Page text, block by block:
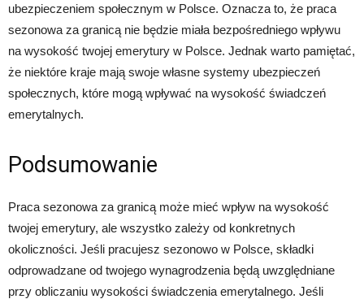
ubezpieczeniem społecznym w Polsce. Oznacza to, że praca
sezonowa za granicą nie będzie miała bezpośredniego wpływu
na wysokość twojej emerytury w Polsce. Jednak warto pamiętać,
że niektóre kraje mają swoje własne systemy ubezpieczeń
społecznych, które mogą wpływać na wysokość świadczeń
emerytalnych.
Podsumowanie
Praca sezonowa za granicą może mieć wpływ na wysokość
twojej emerytury, ale wszystko zależy od konkretnych
okoliczności. Jeśli pracujesz sezonowo w Polsce, składki
odprowadzane od twojego wynagrodzenia będą uwzględniane
przy obliczaniu wysokości świadczenia emerytalnego. Jeśli